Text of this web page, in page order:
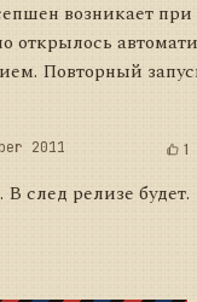
возникает
открылось
Повторный
2011 1
след релизе будет.